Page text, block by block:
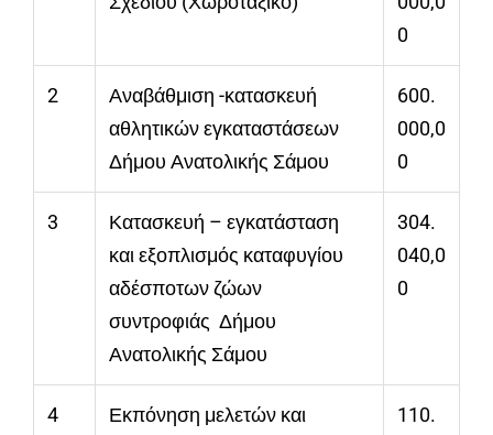
0
2
Αναβάθμιση -κατασκευή
αθλητικών εγκαταστάσεων
Δήμου Ανατολικής Σάμου
600.
000,0
0
3
Κατασκευή – εγκατάσταση
και εξοπλισμός καταφυγίου
αδέσποτων ζώων
συντροφιάς Δήμου
Ανατολικής Σάμου
304.
040,0
0
4
Εκπόνηση μελετών και
110.